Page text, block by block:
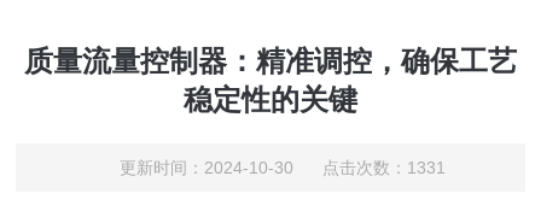
质量流量控制器：精准调控，确保工艺
稳定性的关键
更新时间：2024-10-30 点击次数：1331